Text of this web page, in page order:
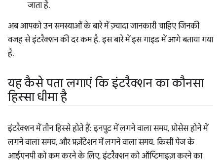
जाता है.
अब आपको उन समस्याओं के बारे में ज़्यादा जानकारी चाहिए जिनकी
वजह से इंटरैक्शन की दर कम है. इस बारे में इस गाइड में आगे बताया गया
है.
यह कैसे पता लगाएं कि इंटरैक्शन का कौनसा
हिस्सा धीमा है
इंटरैक्शन में तीन हिस्से होते हैं: इनपुट में लगने वाला समय, प्रोसेस होने में
लगने वाला समय, और प्रज़ेंटेशन में लगने वाला समय. किसी पेज के
आईएनपी को कम करने के लिए, इंटरैक्शन को ऑप्टिमाइज़ करने का